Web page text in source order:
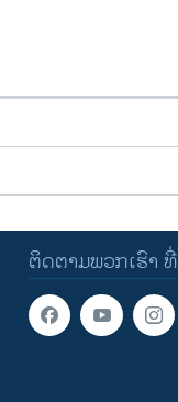
ຕິດຕາມພວກເຮົາ ທີ່